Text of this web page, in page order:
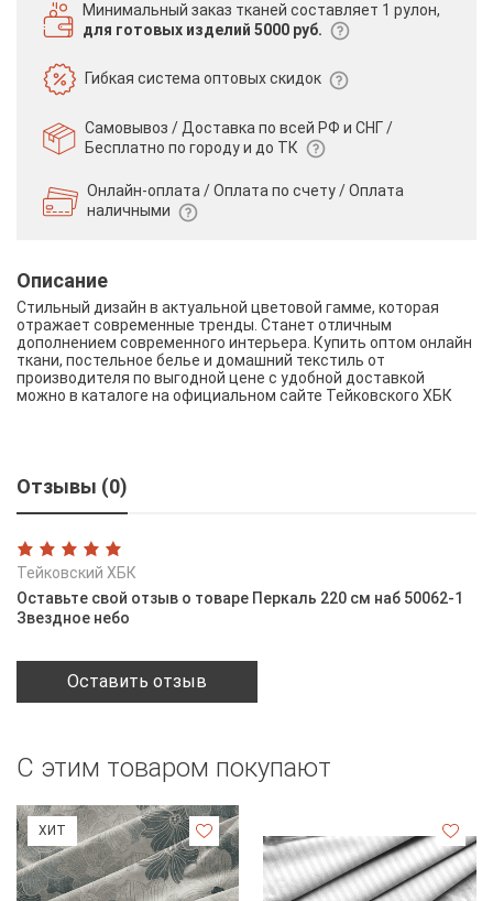
Минимальный заказ тканей составляет 1 рулон,
для готовых изделий 5000 руб.
Гибкая системаоптовых скидок
Самовывоз / Доставка по всей РФ и СНГ /
Бесплатно по городу и до ТК
Онлайн-оплата / Оплата по счету /Оплата
наличными
Описание
Стильный дизайн в актуальной цветовой гамме, которая
отражает современные тренды. Станет отличным
дополнением современного интерьера. Купить оптом онлайн
ткани, постельное белье и домашний текстиль от
производителя по выгодной цене с удобной доставкой
можно в каталоге на официальном сайте Тейковского ХБК
Отзывы (0)
Тейковский ХБК
Оставьте свой отзыв о товаре Перкаль 220 см наб 50062-1
Звездное небо
Оставить отзыв
С этим товаром покупают
ХИТ